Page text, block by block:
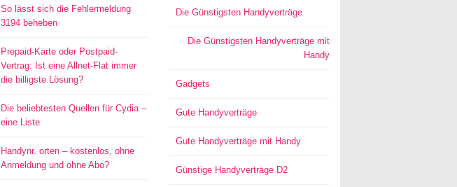
So lässt sich die Fehlermeldung
3194 beheben
Prepaid-Karte oder Postpaid-
Vertrag: Ist eine Allnet-Flat immer
die billigste Lösung?
Die beliebtesten Quellen für Cydia –
eine Liste
Handynr. orten – kostenlos, ohne
Anmeldung und ohne Abo?
Die Günstigsten Handyverträge
Die Günstigsten Handyverträge mit
Handy
Gadgets
Gute Handyverträge
Gute Handyverträge mit Handy
Günstige Handyverträge D2